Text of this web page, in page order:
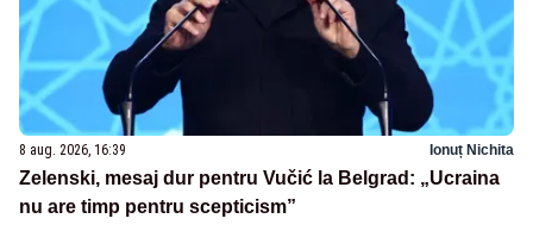
8 aug. 2026, 16:39 Ionuț Nichita
Zelenski, mesaj dur pentru Vučić la Belgrad: „Ucraina
nu are timp pentru scepticism”